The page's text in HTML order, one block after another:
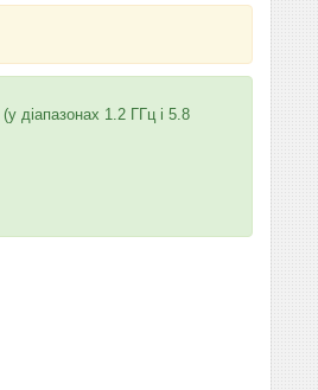
(у діапазонах 1.2 ГГц і 5.8